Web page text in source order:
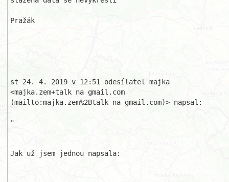
Pražák
st 24. 4. 2019 v 12:51 odesílatel majka
<majka.zem+talk na gmail.com
(mailto:majka.zem%2Btalk na gmail.com)> napsal:
"
Jak už jsem jednou napsala: